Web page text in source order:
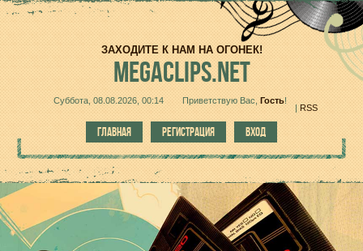
ЗАХОДИТЕ К НАМ НА ОГОНЕК!
MEGACLIPS.NET
Суббота, 08.08.2026, 00:14 Приветствую Вас Гость!
|RSS
ГЛАВНАЯ РЕГИСТРАЦИЯ ВХОД